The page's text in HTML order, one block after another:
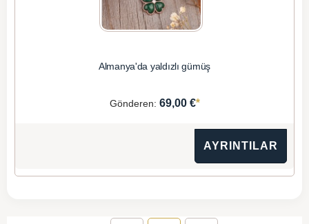
Almanya'da yaldızlı gümüş
Gönderen: 69,00 €*
AYRINTILAR